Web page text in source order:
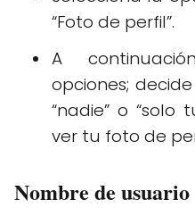
“Foto de perfil”.
A
opciones;
“nadie” o “solo
ver tu foto de
Nombre de usuario